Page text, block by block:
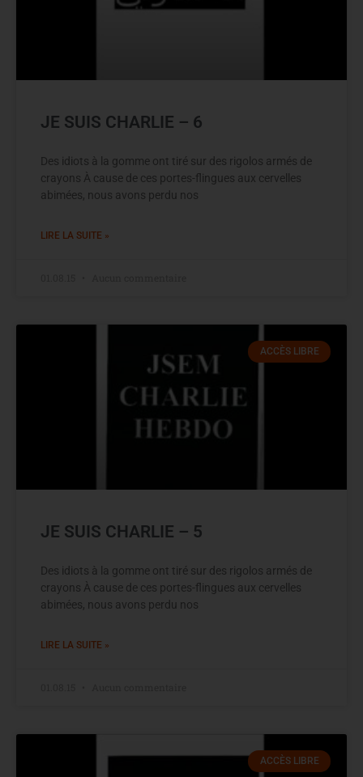
JE SUIS CHARLIE – 6
Des idiots à la gomme ont tiré sur des rigolos armés de
crayons À cause de ces portes-flingues aux cervelles
abimées, nous avons perdu nos
LIRE LA SUITE »
ACCÈS LIBRE
JE SUIS CHARLIE – 5
Des idiots à la gomme ont tiré sur des rigolos armés de
crayons À cause de ces portes-flingues aux cervelles
abimées, nous avons perdu nos
LIRE LA SUITE »
ACCÈS LIBRE